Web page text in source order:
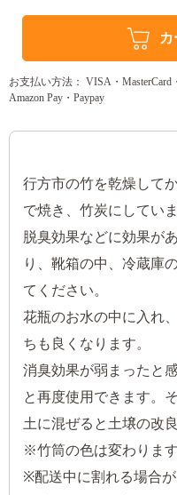
お支払い方法： VISA・MasterCard
Amazon Pay・Paypay
行方市の竹を乾燥して
で焼き、竹炭にしていま
脱臭効果などに効果が
り、靴箱の中、冷蔵庫
てください。
花瓶のお水の中に入れ
ちも良くなります。
消臭効果が弱まったと
と再度使用できます。
土に混ぜると土壌の改
※竹筒の色は変わります
※配送中に割れる場合